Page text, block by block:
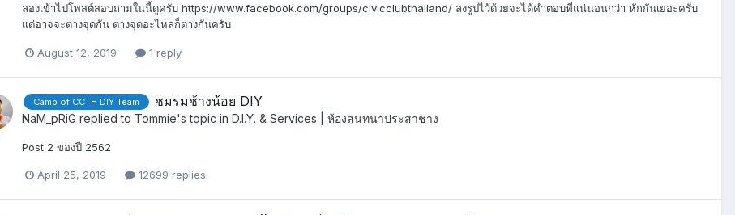
ลองเข้าไปโพสต์สอบถามในนี้ดูครับ https://www.facebook.com/groups/civicclubthailand/ ลงรูปไว้ด้วยจะได้คำตอบที่แน่นอนกว่า หักกันเยอะครับ
แต่อาจจะต่างจุดกัน ต่างจุดอะไหล่ก็ต่างกันครับ
August 12, 2019 1 reply
Camp of CCTH DIY Team ชมรมช้างน้อย DIY
NaM_pRiG replied to Tommie's topic in D.I.Y. & Services | ห้องสนทนาประสาช่าง
Post 2 ของปี 2562
April 25, 2019 12699 replies